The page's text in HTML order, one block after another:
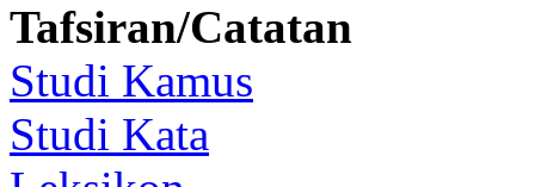
Tafsiran/Catatan
Studi Kamus
Studi Kata